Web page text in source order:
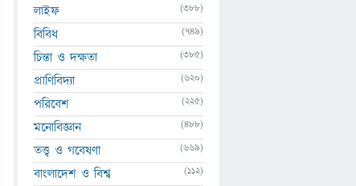
লাইফ (388)
বিবিধ (749)
চিন্তা ও দক্ষতা (385)
প্রাণিবিদ্যা (620)
পরিবেশ (225)
মনোবিজ্ঞান (488)
তত্ত্ব ও গবেষণা (669)
বাংলাদেশ ও বিশ্ব (112)